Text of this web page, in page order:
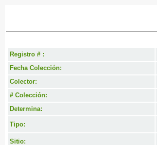
Registro # :
Fecha Colección:
Colector:
# Colección:
Determina:
Tipo:
Sitio: